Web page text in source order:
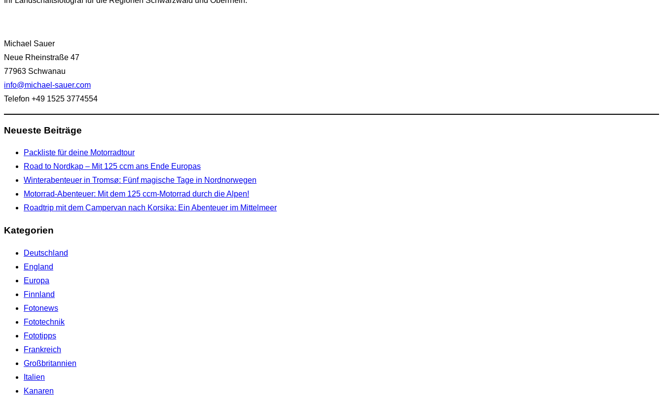
Michael Sauer
Neue Rheinstraße 47
77963 Schwanau
info@michael-sauer.com
Telefon +49 1525 3774554
Neueste Beiträge
Packliste für deine Motorradtour
Road to Nordkap – Mit 125 ccm ans Ende Europas
Winterabenteuer in Tromsø: Fünf magische Tage in Nordnorwegen
Motorrad-Abenteuer: Mit dem 125 ccm-Motorrad durch die Alpen!
Roadtrip mit dem Campervan nach Korsika: Ein Abenteuer im Mittelmeer
Kategorien
Deutschland
England
Europa
Finnland
Fotonews
Fototechnik
Fototipps
Frankreich
Großbritannien
Italien
Kanaren